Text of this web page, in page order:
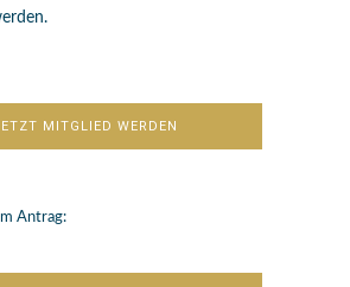
MITGLIED WERDEN
Antrag: